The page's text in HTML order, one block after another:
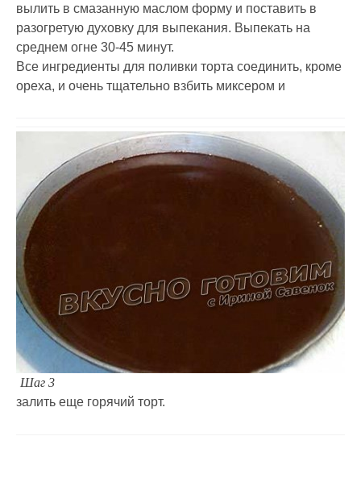
вылить в смазанную маслом форму и поставить в
разогретую духовку для выпекания. Выпекать на
среднем огне 30-45 минут.
Все ингредиенты для поливки торта соединить, кроме
ореха, и очень тщательно взбить миксером и
Шаг 3
залить еще горячий торт.